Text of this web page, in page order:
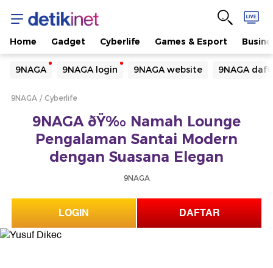
Home Gadget Cyberlife Games & Esport
9NAGA 9NAGA login 9NAGA website 9NAGA
Yang sedang ramai dicari
Loading...
Terakhir yang dicari
Loading...
9NAGA Cyberlife
9NAGA ðŸ‰ Namah Lounge
Pengalaman Santai Modern
dengan Suasana Elegan
9NAGA
LOGIN DAFTAR